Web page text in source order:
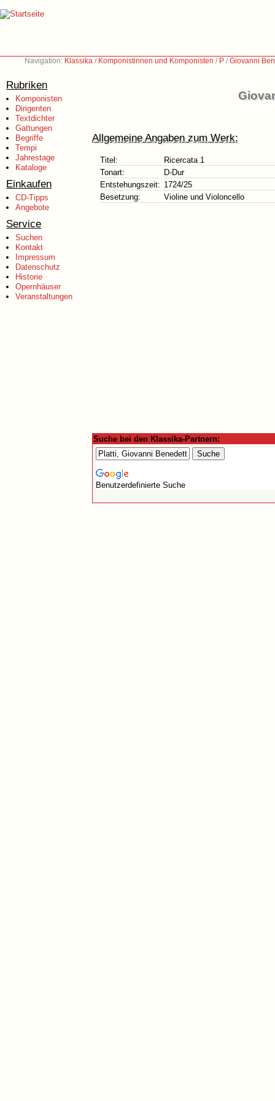
Navigation: Klassika / Komponistinnen und Komponisten / P /Giovanni
Rubriken
Komponisten
Dirigenten
Textdichter
Gattungen
Begriffe
Tempi
Jahrestage
Kataloge
Einkaufen
CD-Tipps
Angebote
Service
Suchen
Kontakt
Impressum
Datenschutz
Historie
Opernhäuser
Veranstaltungen
Allgemeine Angaben zum Werk:
Titel:
Ricercata 1
Tonart:
D-Dur
Entstehungszeit: 1724/25
Besetzung:
Violine und Violoncello
Suche bei den Klassika-Partnern:
Benutzerdefinierte Suche